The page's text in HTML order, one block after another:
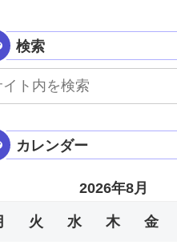
検索
カレンダー
2026年8月
火 水 木 金